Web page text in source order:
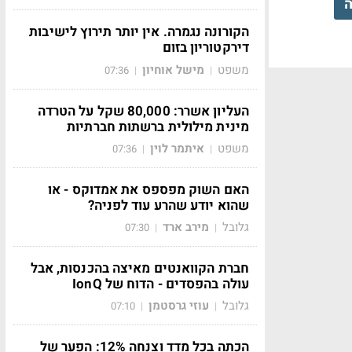
הקורונה נגמרה. אין יותר תירוץ לישיבות
דירקטוריון בזום
משפט | מישל אוחיון |
07:36
העליון אשרר: 80,000 שקל על הטרדה
מינית מילולית ברשתות חברתיות
משפט | איתמר לוין |
07:36
האם השוק מפספס את אמדוקס - או
שהוא יודע שהרע עוד לפניה?
גלובל | מירב ארד |
07:30
חברת הקוואנטים מאיצה בהכנסות, אבל
עולה בהפסדים - הדוח של IonQ
גלובל | עוזי גרסטמן |
07:10
הכתה בכל מדד וצנחה 12%: הפער של